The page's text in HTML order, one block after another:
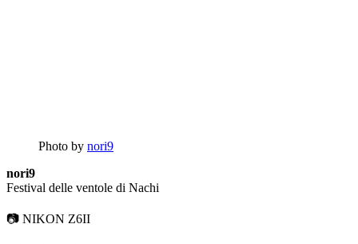
Photo by nori9
nori9
Festival delle ventole di Nachi
📷 NIKON Z6II